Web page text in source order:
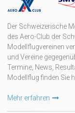
Der Schweizerische
des Aero-Club der
Modellflugvereinen
und Vereine
Termine, News,
Modellflug finden Sie
Mehr erfahren